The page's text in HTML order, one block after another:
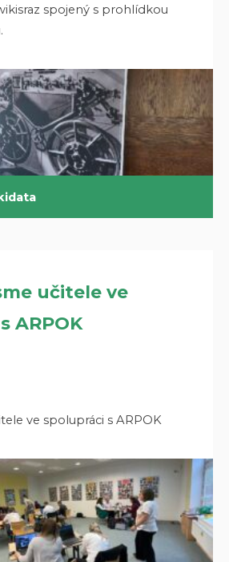
spojený s prohlídkou
učitele ve
ARPOK
ve spolupráci s ARPOK